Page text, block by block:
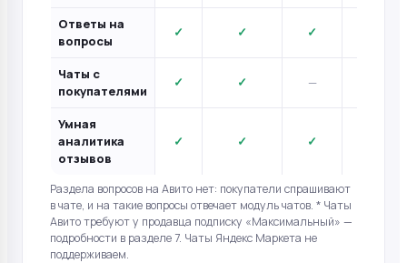
Ответы на
вопросы
✓ ✓ ✓
Чаты с
покупателями
✓ ✓ —
Умная
аналитика
отзывов
✓ ✓ ✓
Раздела вопросов на Авито нет: покупатели спрашивают
в чате, и на такие вопросы отвечает модуль чатов. * Чаты
Авито требуют у продавца подписку «Максимальный» —
подробности в разделе 7. Чаты Яндекс Маркета не
поддерживаем.